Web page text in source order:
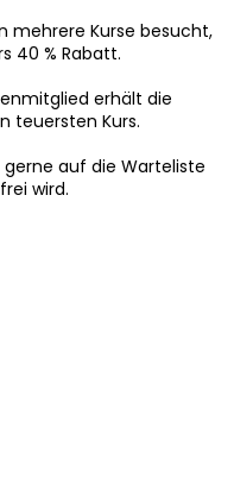
mehrere Kurse besucht,
40 % Rabatt.
erhält die
teuersten Kurs.
gerne auf die Warteliste
wird.